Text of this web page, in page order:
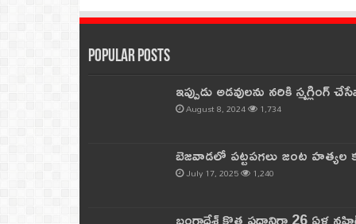
Popular Posts
ఇప్పుడు అడవులను నరికి
August 8, 2024 1,734
బెజవాడలో పట్టపగలు జంట
July 17, 2025 1,240